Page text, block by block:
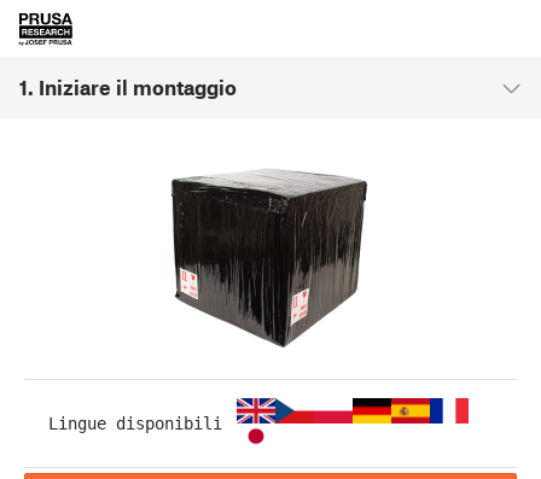
1. Iniziare il montaggio
Lingue disponibili